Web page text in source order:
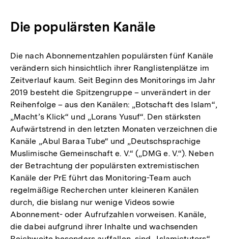
Die populärsten Kanäle
Die nach Abonnementzahlen populärsten fünf Kanäle
verändern sich hinsichtlich ihrer Ranglistenplätze im
Zeitverlauf kaum. Seit Beginn des Monitorings im Jahr
2019 besteht die Spitzengruppe – unverändert in der
Reihenfolge – aus den Kanälen: „Botschaft des Islam“,
„Macht’s Klick“ und „Lorans Yusuf“. Den stärksten
Aufwärtstrend in den letzten Monaten verzeichnen die
Kanäle „Abul Baraa Tube“ und „Deutschsprachige
Muslimische Gemeinschaft e. V.“ („DMG e. V.“). Neben
der Betrachtung der populärsten extremistischen
Kanäle der PrE führt das Monitoring-Team auch
regelmäßige Recherchen unter kleineren Kanälen
durch, die bislang nur wenige Videos sowie
Abonnement- oder Aufrufzahlen vorweisen. Kanäle,
die dabei aufgrund ihrer Inhalte und wachsenden